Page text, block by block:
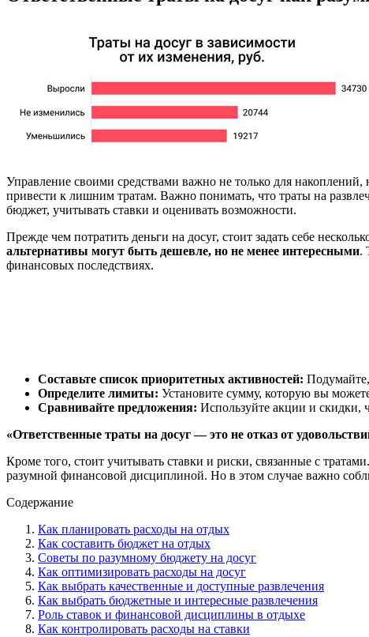
Управление своими средствами важно не только для
привести к лишним тратам. Важно понимать, что траты на
бюджет, учитывать ставки и оценивать возможности.
Прежде чем потратить деньги на досуг, стоит задать себе
альтернативы могут быть дешевле, но не менее интересными.
финансовых последствиях.
Составьте список приоритетных активностей:
Определите лимиты: Установите сумму, которую вы
Сравнивайте предложения: Используйте акции и скидки,
«Ответственные траты на досуг — это не отказ от
Кроме того, стоит учитывать ставки и риски, связанные с
разумной финансовой дисциплиной. Но в этом случае важно
Содержание
Как планировать расходы на отдых
Как составить бюджет на отдых
Советы по разумному бюджету на досуг
Как оптимизировать расходы на досуг
Как выбрать качественные и доступные развлечения
Как выбрать бюджетные и интересные развлечения
Роль ставок и финансовой дисциплины в отдыхе
Как контролировать расходы на ставки